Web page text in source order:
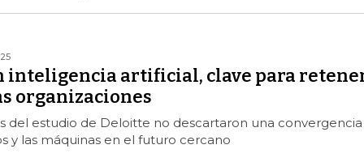
inteligencia artificial, clave para
organizaciones
del estudio de Deloitte no descartaron una convergencia
y las máquinas en el futuro cercano